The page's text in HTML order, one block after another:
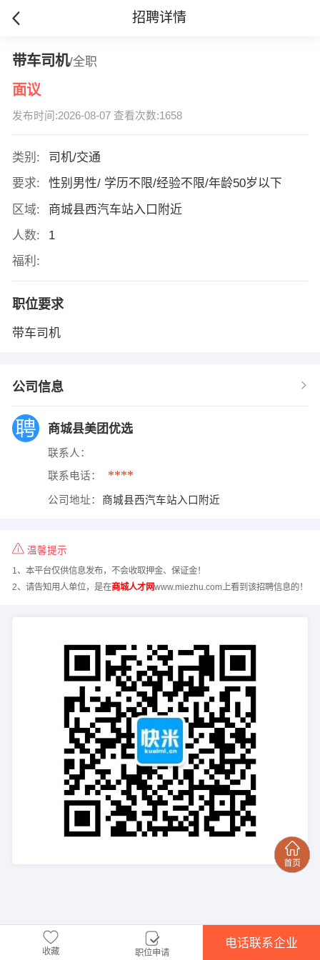
招聘详情
带车司机/全职
面议
发布时间:2026-08-07 查看次数:1658
类别:
司机/交通
要求:
性别男性/ 学历不限/经验不限/年龄50岁以下
区域:
商城县西汽车站入口附近
人数:
1
福利:
职位要求
带车司机
公司信息
商城县美团优选
联系人：
联系电话： ****
公司地址： 商城县西汽车站入口附近
温馨提示
1、本平台仅供信息发布，不会收取押金、保证金！
2、请告知用人单位，是在商城人才网www.miezhu.com上看到该招聘信息的！
收藏 职位申请
电话联系企业